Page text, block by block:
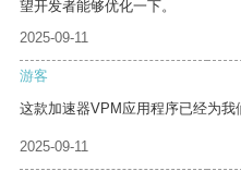
望开发者能够优化一下。
2025-09-11
游客
这款加速器VPM应用程序已经为我
2025-09-11